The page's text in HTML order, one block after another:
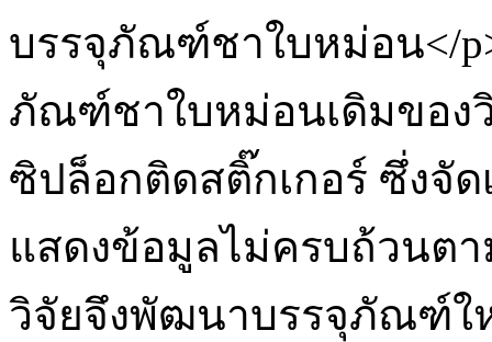
บรรจุภัณฑ์ชาใบหม่อน</
ภัณฑ์ชาใบหม่อนเดิมของ
ซิปล็อกติดสติ๊กเกอร์ ซึ่งจั
แสดงข้อมูลไม่ครบถ้วนต
วิจัยจึงพัฒนาบรรจุภัณฑ์ใ